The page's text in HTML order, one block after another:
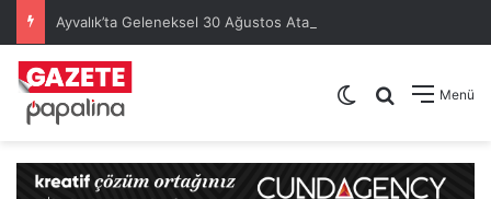
Menü
Arama yap
Dış görünümü